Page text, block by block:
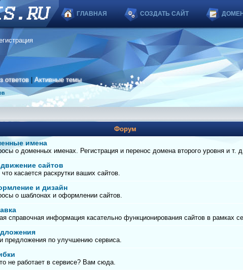
ГЛАВНАЯ СОЗДАТЬ САЙТ
ответов |Активные темы
Форум
имена
о доменных именах. Регистрация и перенос домена второго уровня и т.
сайтов
что касается раскрутки ваших сайтов.
и дизайн
о шаблонах и оформлении сайтов.
справочная информация касательно функционирования сайтов в рамках
предложения по улучшению сервиса.
не работает в сервисе? Вам сюда.